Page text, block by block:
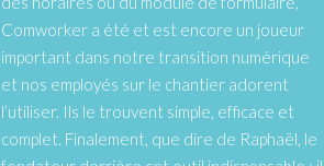
Comworker a été et est encore un joueur
important dans notre transition numérique
et nos employés sur le chantier adorent
l’utiliser. Ils le trouvent simple, efficace et
complet. Finalement, que dire de Raphaël, le